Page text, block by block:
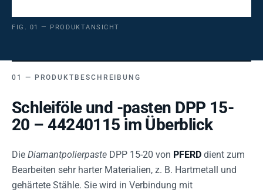
FIG. 01 — PRODUKTANSICHT
PRODUKTBESCHREIBUNG
Schleiföle und -pasten DPP 15-
20 – 44240115 im Überblick
Die Diamantpolierpaste DPP 15-20 von PFERD dient zum
Bearbeiten sehr harter Materialien, z. B. Hartmetall und
gehärtete Stähle. Sie wird in Verbindung mit